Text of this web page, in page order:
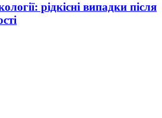
рідкісні випадки після